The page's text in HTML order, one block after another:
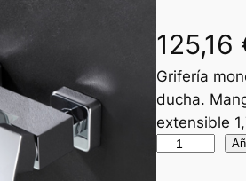
125,16
Grifería
ducha.
extensible